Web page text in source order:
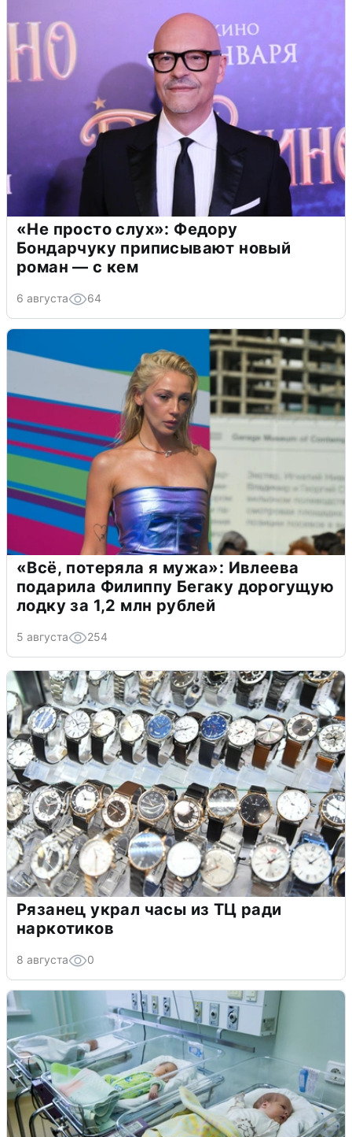
«Не просто слух»: Федору
Бондарчуку приписывают новый
роман — с кем
6 августа 64
«Всё, потеряла я мужа»: Ивлеева
подарила Филиппу Бегаку дорогущую
лодку за 1,2 млн рублей
5 августа 254
Рязанец украл часы из ТЦ ради
наркотиков
8 августа 0